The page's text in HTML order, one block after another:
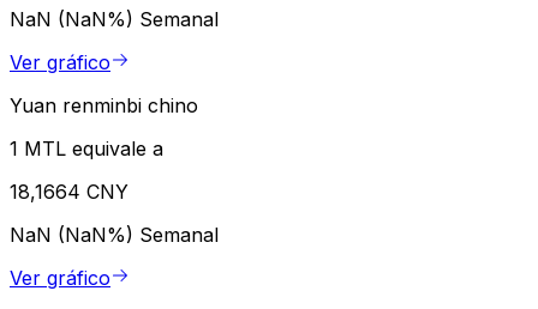
NaN (NaN%) Semanal
Ver gráfico
Yuan renminbi chino
1 MTL equivale a
18,1664 CNY
NaN (NaN%) Semanal
Ver gráfico